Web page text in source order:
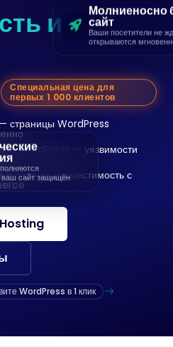
и
Специальная цена для
первых 1 000 клиентов
страницы WordPress
WordPress — уязвимости
полная совместимость с
WordPress в 1 клик
Молниеносно
сайт
Ваши посетители не
открываются
ваш сайт защищён